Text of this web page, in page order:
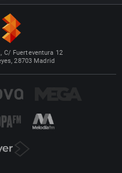
C/ Fuerteventura 12
28703 Madrid